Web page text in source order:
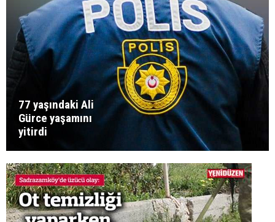
77 yaşındaki Ali
Gürce yaşamını
yitirdi